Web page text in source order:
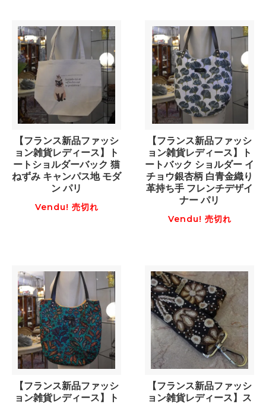
【フランス新品ファッシ
ョン雑貨レディース】ト
ートショルダーバック 猫
ねずみ キャンパス地 モダ
ン パリ
Vendu! 売切れ
【フランス新品ファッシ
ョン雑貨レディース】ト
ートバック ショルダー イ
チョウ銀杏柄 白青金織り
革持ち手 フレンチデザイ
ナー パリ
Vendu! 売切れ
【フランス新品ファッシ
ョン雑貨レディース】ト
【フランス新品ファッシ
ョン雑貨レディース】ス